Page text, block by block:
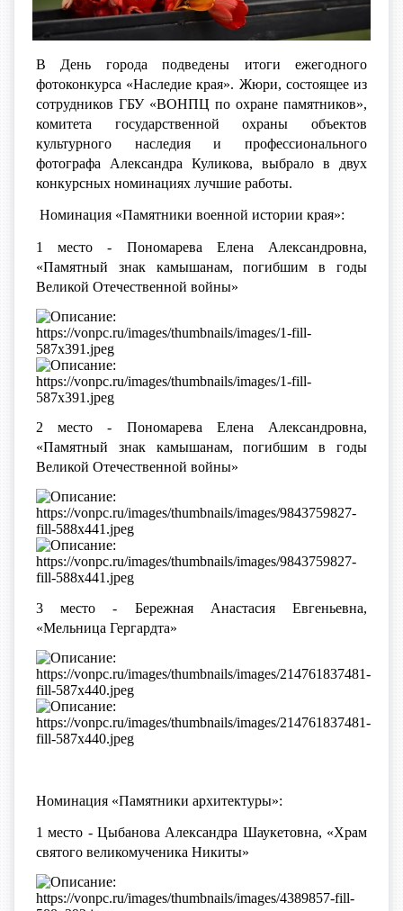
В День города подведены итоги ежегодного
фотоконкурса «Наследие края». Жюри, состоящее из
сотрудников ГБУ «ВОНПЦ по охране памятников»,
комитета государственной охраны объектов
культурного наследия и профессионального
фотографа Александра Куликова, выбрало в двух
конкурсных номинациях лучшие работы.
Номинация «Памятники военной истории края»:
1 место - Пономарева Елена Александровна,
«Памятный знак камышанам, погибшим в годы
Великой Отечественной войны»
2 место - Пономарева Елена Александровна,
«Памятный знак камышанам, погибшим в годы
Великой Отечественной войны»
3 место - Бережная Анастасия Евгеньевна,
«Мельница Гергардта»
Номинация «Памятники архитектуры»:
1 место - Цыбанова Александра Шаукетовна, «Храм
святого великомученика Никиты»